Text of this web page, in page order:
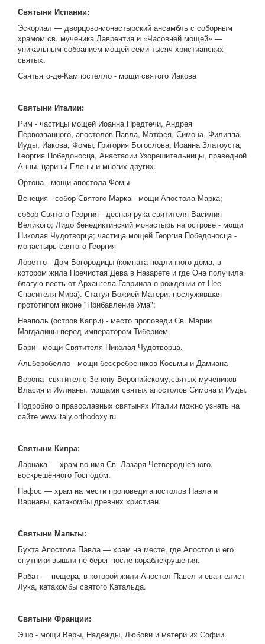
Святыни Испании:
Эскориал — дворцово-монастырский ансамбль с соборным
храмом св. мученика Лаврентия и «Часовней мощей» —
уникальным собранием мощей семи тысяч христианских
святых.
Сантьяго-де-Кампостелло - мощи святого Иакова
Святыни Италии:
Рим - частицы мощей Иоанна Предтечи, Андрея
Первозванного, апостолов Павла, Матфея, Симона, Филиппа,
Иуды, Иакова, Фомы, Григория Богослова, Иоанна Златоуста,
Георгия Победоносца, Анастасии Узорешительницы, праведной
Анны, царицы Елены и многих других.
Ортона - мощи апостола Фомы
Венеция - собор Святого Марка - мощи Апостола Марка;
собор Святого Георгия - десная рука святителя Василия
Великого; Лидо бенедиктинский монастырь на острове - мощи
Николая Чудотворца; частица мощей Георгия Победоносца -
монастырь святого Георгия
Лоретто - Дом Богородицы (комната подлинного дома, в
котором жила Пречистая Дева в Назарете и где Она получила
благую весть от Архангела Гавриила о рождении от Нее
Спасителя Мира). Статуя Божией Матери, послужившая
прототипом иконе "Прибавление Ума";
Неаполь (остров Капри) - место проповеди Св. Марии
Магдалины перед императором Тиберием.
Бари - мощи Святителя Николая Чудотворца.
Альберобелло - мощи бессребреников Косьмы и Дамиана
Верона- святителю Зенону Веронийскому,святых мучеников
Власия и Иулианы, мощами святых апостолов Симона и Иуды.
Подробно о православных святынях Италии можно узнать на
сайте www.italy.orthodoxy.ru
Святыни Кипра:
Ларнака — храм во имя Св. Лазаря Четверодневного,
воскрешённого Господом.
Пафос — храм на мести проповеди апостолов Павла и
Варнавы, катакомбы древних христиан.
Святыни Мальты:
Бухта Апостола Павла — храм на месте, где Апостол и его
спутники вышли не берег после кораблекрушения.
Рабат — пещера, в которой жили Апостол Павел и евангелист
Лука, катакомбы святого Катальда.
Святыни Франции:
Эшо - мощи Веры, Надежды, Любови и матери их Софии.